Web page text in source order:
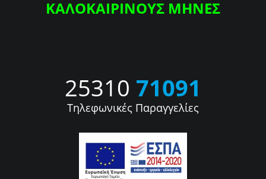
ΚΑΛΟΚΑΙΡΙΝΟΥΣ ΜΗΝΕΣ
25310 71091
Τηλεφωνικές Παραγγελίες